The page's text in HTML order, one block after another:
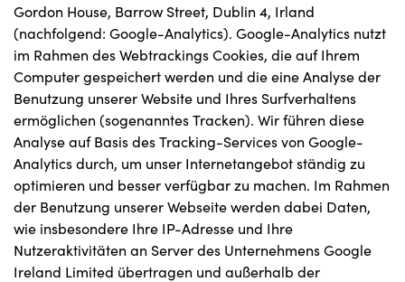
Gordon House, Barrow Street, Dublin 4, Irland
(nachfolgend: Google-Analytics). Google-Analytics nutzt
im Rahmen des Webtrackings Cookies, die auf Ihrem
Computer gespeichert werden und die eine Analyse der
Benutzung unserer Website und Ihres Surfverhaltens
ermöglichen (sogenanntes Tracken). Wir führen diese
Analyse auf Basis des Tracking-Services von Google-
Analytics durch, um unser Internetangebot ständig zu
optimieren und besser verfügbar zu machen. Im Rahmen
der Benutzung unserer Webseite werden dabei Daten,
wie insbesondere Ihre IP-Adresse und Ihre
Nutzeraktivitäten an Server des Unternehmens Google
Ireland Limited übertragen und außerhalb der